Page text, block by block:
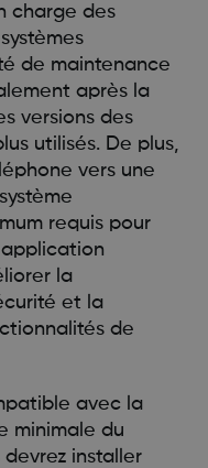
charge des
de maintenance
après la
versions des
utilisés. De plus,
vers une
requis pour
la
et la
de
avec la
minimale du
devrez installer